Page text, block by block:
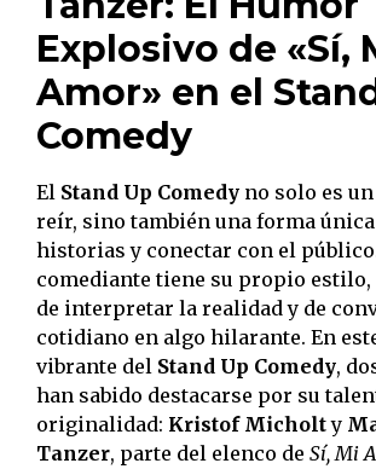
Explosivo de «Sí,
Amor» en el
Comedy
El Stand Up Comedy no solo es
reír, sino también una forma
historias y conectar con el
comediante tiene su propio estilo,
de interpretar la realidad y de
cotidiano en algo hilarante. En
vibrante del Stand Up Comedy,
han sabido destacarse por su
originalidad: Kristof Micholty
Tanzer, parte del elenco de Sí, Mi